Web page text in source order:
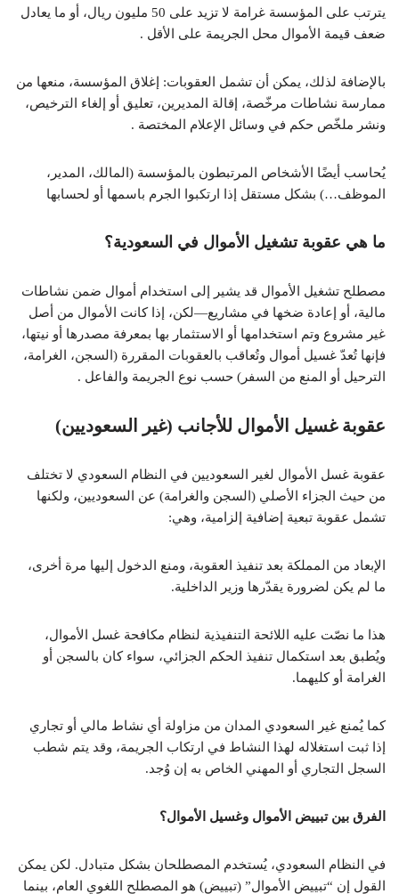
يترتب على المؤسسة غرامة لا تزيد على 50 مليون ريال، أو ما يعادل
ضعف قيمة الأموال محل الجريمة على الأقل .
بالإضافة لذلك، يمكن أن تشمل العقوبات: إغلاق المؤسسة، منعها من
ممارسة نشاطات مرخّصة، إقالة المديرين، تعليق أو إلغاء الترخيص،
ونشر ملخّص حكم في وسائل الإعلام المختصة .
يُحاسب أيضًا الأشخاص المرتبطون بالمؤسسة (المالك، المدير،
الموظف…) بشكل مستقل إذا ارتكبوا الجرم باسمها أو لحسابها
ما هي عقوبة تشغيل الأموال في السعودية؟
مصطلح تشغيل الأموال قد يشير إلى استخدام أموال ضمن نشاطات
مالية، أو إعادة ضخها في مشاريع—لكن، إذا كانت الأموال من أصل
غير مشروع وتم استخدامها أو الاستثمار بها بمعرفة مصدرها أو نيتها،
فإنها تُعدّ غسيل أموال وتُعاقب بالعقوبات المقررة (السجن، الغرامة،
الترحيل أو المنع من السفر) حسب نوع الجريمة والفاعل .
عقوبة غسيل الأموال للأجانب (غير السعوديين)
عقوبة غسل الأموال لغير السعوديين في النظام السعودي لا تختلف
من حيث الجزاء الأصلي (السجن والغرامة) عن السعوديين، ولكنها
تشمل عقوبة تبعية إضافية إلزامية، وهي:
الإبعاد من المملكة بعد تنفيذ العقوبة، ومنع الدخول إليها مرة أخرى،
ما لم يكن لضرورة يقدّرها وزير الداخلية.
هذا ما نصّت عليه اللائحة التنفيذية لنظام مكافحة غسل الأموال،
ويُطبق بعد استكمال تنفيذ الحكم الجزائي، سواء كان بالسجن أو
الغرامة أو كليهما.
كما يُمنع غير السعودي المدان من مزاولة أي نشاط مالي أو تجاري
إذا ثبت استغلاله لهذا النشاط في ارتكاب الجريمة، وقد يتم شطب
السجل التجاري أو المهني الخاص به إن وُجد.
الفرق بين تبييض الأموال وغسيل الأموال؟
في النظام السعودي، يُستخدم المصطلحان بشكل متبادل. لكن يمكن
القول إن “تبييض الأموال” (تبييض) هو المصطلح اللغوي العام، بينما